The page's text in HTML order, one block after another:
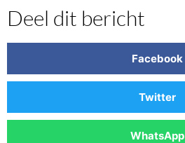
Deel dit bericht
Facebook
Twitter
WhatsApp